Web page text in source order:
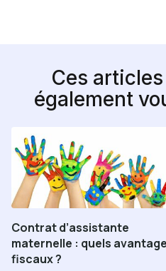
Ces
également
Contrat d’assistante
maternelle : quels
fiscaux ?